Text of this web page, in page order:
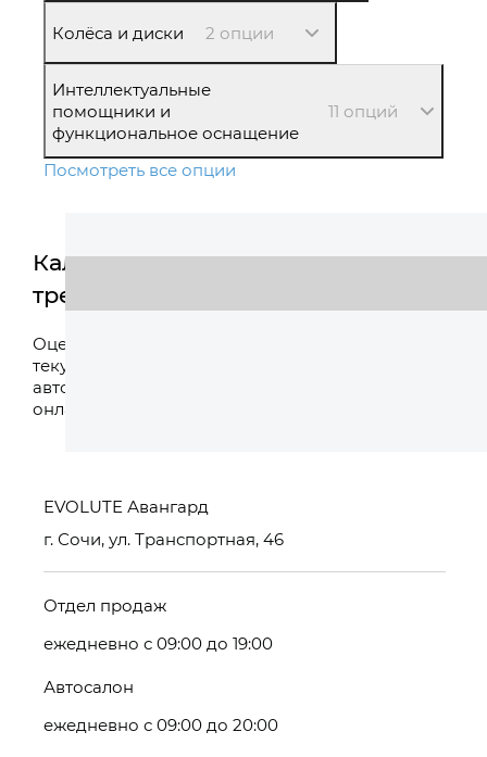
Колёса и диски 2 опции
Интеллектуальные
помощники и
функциональное оснащение
11 опций
Посмотреть все опции
Калькулятор
трейд-ин
Оцените свой
текущий
автомобиль
онлайн
EVOLUTE Авангард
г. Сочи, ул. Транспортная, 46
Отдел продаж
ежедневно с 09:00 до 19:00
Автосалон
ежедневно с 09:00 до 20:00